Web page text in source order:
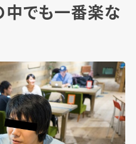
中でも一番楽な